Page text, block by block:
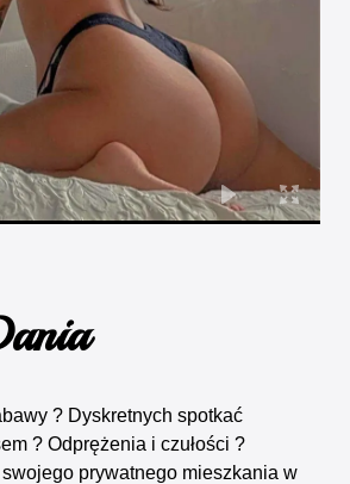
? Dyskretnych spotkać
? Odprężenia i czułości ?
prywatnego mieszkania w